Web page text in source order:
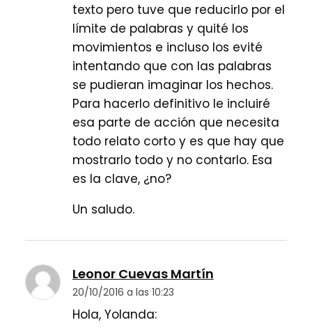
texto pero tuve que reducirlo por el
límite de palabras y quité los
movimientos e incluso los evité
intentando que con las palabras
se pudieran imaginar los hechos.
Para hacerlo definitivo le incluiré
esa parte de acción que necesita
todo relato corto y es que hay que
mostrarlo todo y no contarlo. Esa
es la clave, ¿no?
Un saludo.
Leonor Cuevas Martín
20/10/2016 a las 10:23
Hola, Yolanda: